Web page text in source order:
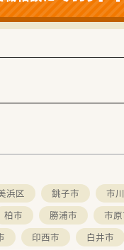
浜区 銚子市 市
柏市 勝浦市 市
印西市 白井市